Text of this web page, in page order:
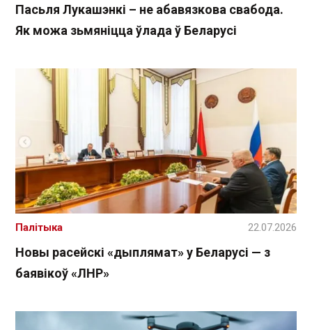
Пасьля Лукашэнкі – не абавязкова свабода.
Як можа зьмяніцца ўлада ў Беларусі
Новы расейскі «дыплямат» у Беларусі — з
баявікоў «ЛНР»
Палітыка 22.07.2026